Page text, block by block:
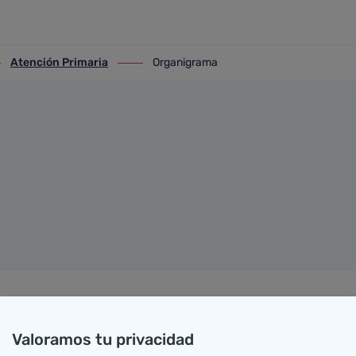
Primaria
Atención Primaria
ir-a Organigrama
Organigrama
Valoramos tu privacidad